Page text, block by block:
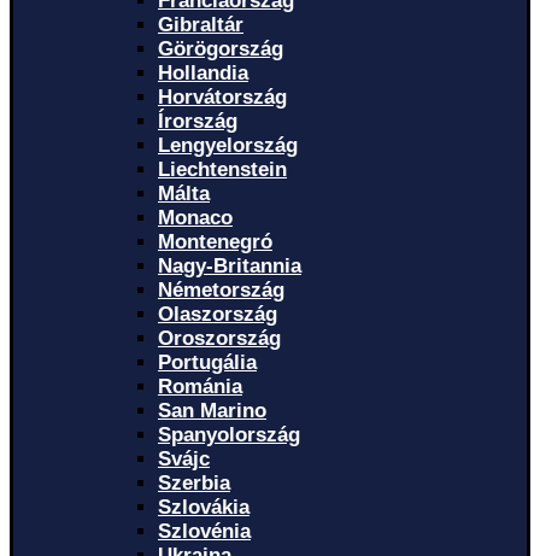
Gibraltár
Görögország
Hollandia
Horvátország
Írország
Lengyelország
Liechtenstein
Málta
Monaco
Montenegró
Nagy-Britannia
Németország
Olaszország
Oroszország
Portugália
Románia
San Marino
Spanyolország
Svájc
Szerbia
Szlovákia
Szlovénia